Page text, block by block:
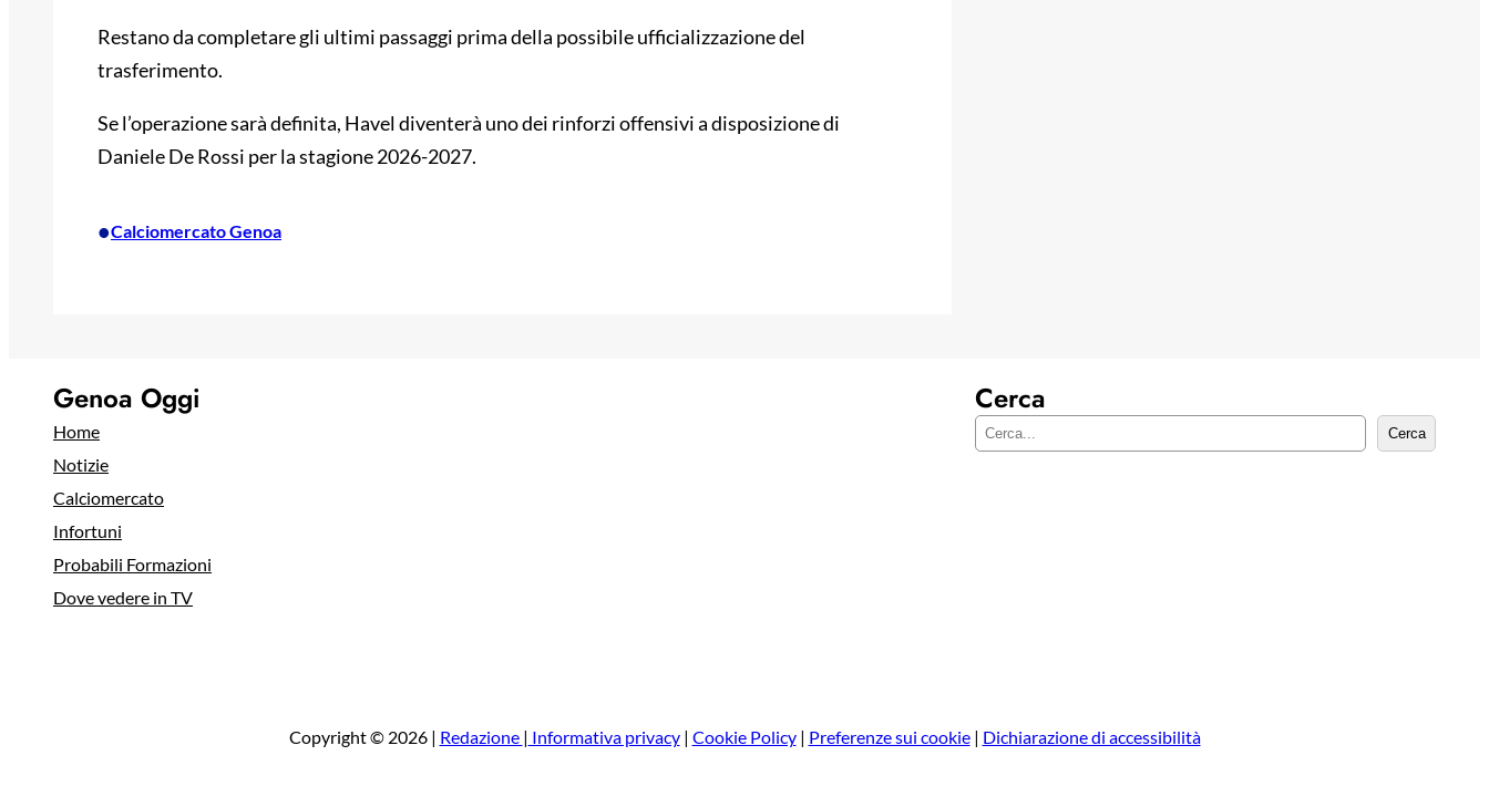
Restano da completare gli ultimi passaggi prima della possibile ufficializzazione del
trasferimento.
Se l’operazione sarà definita, Havel diventerà uno dei rinforzi offensivi a disposizione di
Daniele De Rossi per la stagione 2026-2027.
•Calciomercato Genoa
Genoa Oggi
Home
Notizie
Calciomercato
Infortuni
Probabili Formazioni
Dove vedere in TV
Cerca
C
Cerca
Copyright © 2026 | Redazione | Informativa privacy| Cookie Policy| Preferenze sui cookie| Dichiarazione di accessibilità